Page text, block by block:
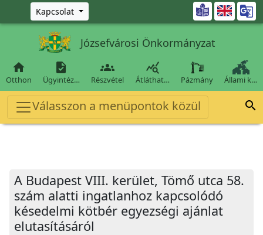
Ugrás a fő tartalomra
Kapcsolat 
Józsefvárosi Önkormányzat

Otthon

Ügyintéz…

Részvétel

Átláthat… Pázmány Állami k…
Válasszon a menüpontok közül 
A Budapest VIII. kerület, Tömő utca 58.
szám alatti ingatlanhoz kapcsolódó
késedelmi kötbér egyezségi ajánlat
elutasításáról